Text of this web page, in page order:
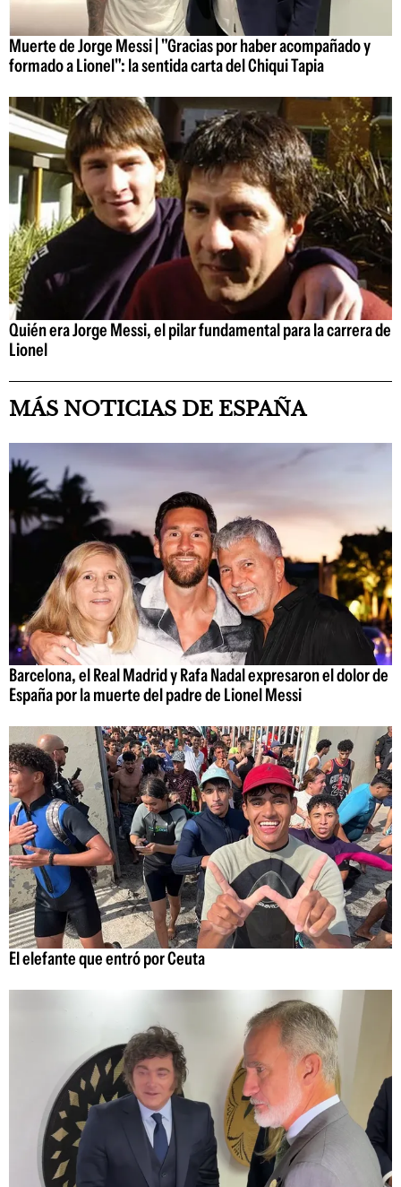
Muerte de Jorge Messi | "Gracias por haber acompañado y
formado a Lionel": la sentida carta del Chiqui Tapia
Quién era Jorge Messi, el pilar fundamental para la carrera de
Lionel
MÁS NOTICIAS DE ESPAÑA
Barcelona, el Real Madrid y Rafa Nadal expresaron el dolor de
España por la muerte del padre de Lionel Messi
El elefante que entró por Ceuta